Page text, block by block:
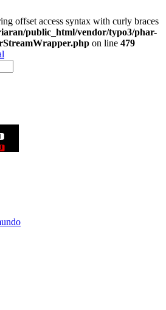
offset access syntax with curly braces
public_html/vendor/typo3/phar-
on line 479